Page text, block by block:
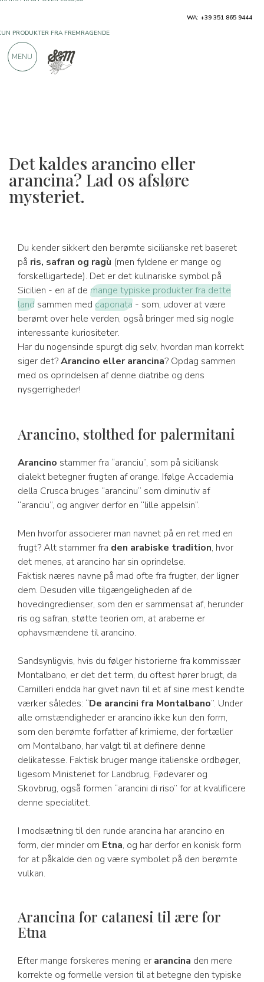
Det kaldes arancino eller
arancina? Lad os afsløre
mysteriet.
Du kender sikkert den berømte sicilianske ret baseret
på ris, safran og ragù (men fyldene er mange og
forskelligartede). Det er det kulinariske symbol på
Sicilien - en af de mange typiske produkter fra dette
land sammen med caponata - som, udover at være
berømt over hele verden, også bringer med sig nogle
interessante kuriositeter.
Har du nogensinde spurgt dig selv, hvordan man korrekt
siger det?Arancino eller arancina? Opdag sammen
med os oprindelsen af denne diatribe og dens
nysgerrigheder!
Arancino, stolthed for palermitani
Arancino stammer fra “aranciu”, som på siciliansk
dialekt betegner frugten af orange. Ifølge Accademia
della Crusca bruges “arancinu” som diminutiv af
“aranciu”, og angiver derfor en “lille appelsin”.
Men hvorfor associerer man navnet på en ret med en
frugt? Alt stammer fra den arabiske tradition, hvor
det menes, at arancino har sin oprindelse.
Faktisk næres navne på mad ofte fra frugter, der ligner
dem. Desuden ville tilgængeligheden af de
hovedingredienser, som den er sammensat af, herunder
ris og safran, støtte teorien om, at araberne er
ophavsmændene til arancino.
Sandsynligvis, hvis du følger historierne fra kommissær
Montalbano, er det det term, du oftest hører brugt, da
Camilleri endda har givet navn til et af sine mest kendte
værker således: “De arancini fra Montalbano”. Under
alle omstændigheder er arancino ikke kun den form,
som den berømte forfatter af krimierne, der fortæller
om Montalbano, har valgt til at definere denne
delikatesse. Faktisk bruger mange italienske ordbøger,
ligesom Ministeriet for Landbrug, Fødevarer og
Skovbrug, også formen “arancini di riso” for at kvalificere
denne specialitet.
I modsætning til den runde arancina har arancino en
form, der minder om Etna, og har derfor en konisk form
for at påkalde den og være symbolet på den berømte
vulkan.
Arancina for catanesi til ære for
Etna
Efter mange forskeres mening er arancina den mere
korrekte og formelle version til at betegne den typiske
900 POSITIVE ANMELDELSER
WA: +39 351 865 9444
MENU